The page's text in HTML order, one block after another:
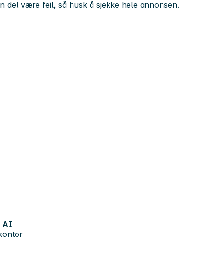
AI
det være feil, så husk å sjekke hele annonsen.